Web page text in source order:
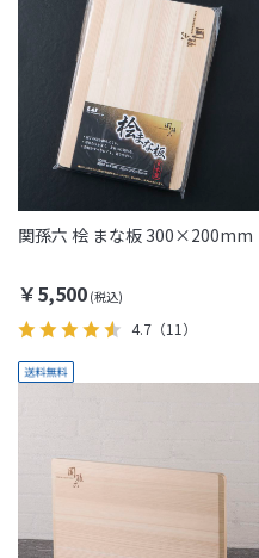
関孫六 桧 まな板 300×200mm
￥5,500
4.7 （11）